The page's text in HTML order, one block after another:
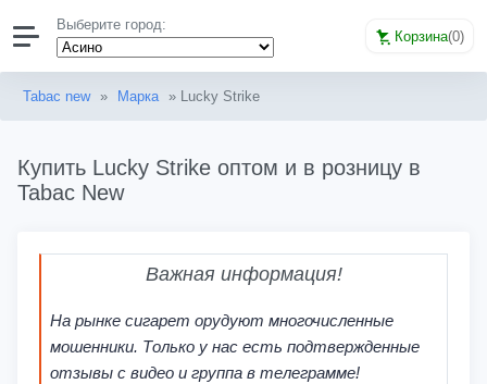
Выберите город:
Корзина(0)
Tabac new » Марка » Lucky Strike
Купить Lucky Strike оптом и в розницу в
Tabac New
Важная информация!
На рынке сигарет орудуют многочисленные
мошенники. Только у нас есть подтвержденные
отзывы с видео и группа в телеграмме!